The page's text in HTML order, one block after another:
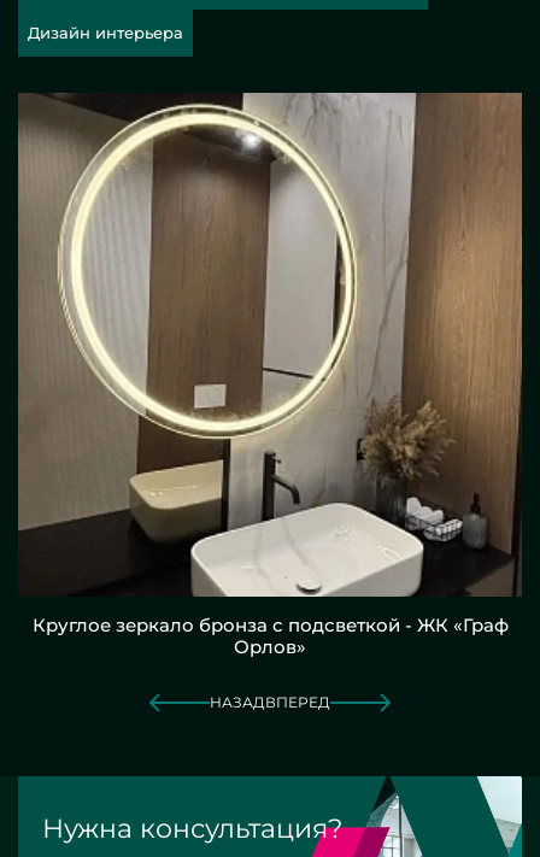
Дизайн интерьера
Круглое зеркало бронза с подсветкой - ЖК «Граф
Орлов»
НАЗАДВПЕРЕД
Нужна консультация?